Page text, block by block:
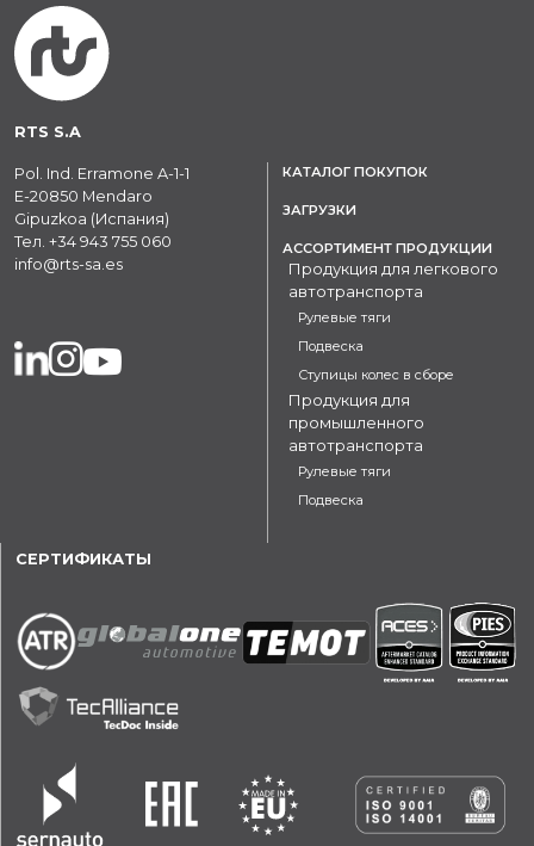
RTS S.A
Pol. Ind. Erramone A-1-1
E-20850 Mendaro
Gipuzkoa (Испания)
Тел. +34 943 755 060
info@rts-sa.es
КАТАЛОГ ПОКУПОК
ЗАГРУЗКИ
АССОРТИМЕНТ ПРОДУКЦИИ
Продукция для легкового
автотранспорта
Рулевые тяги
Подвеска
Ступицы колес в сборе
Продукция для
промышленного
автотранспорта
Рулевые тяги
Подвеска
СЕРТИФИКАТЫ